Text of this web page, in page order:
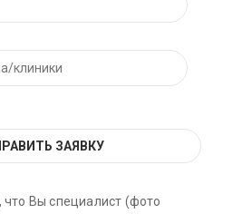
что Вы специалист (фото